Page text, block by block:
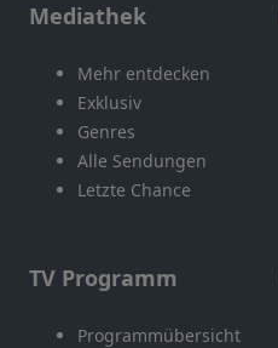
Mediathek
Mehr entdecken
Exklusiv
Genres
Alle Sendungen
Letzte Chance
TV Programm
Programmübersicht